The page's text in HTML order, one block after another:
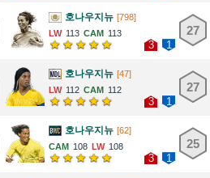
호나우지뉴 [798]
113
113
3 1
27
호나우지뉴 [47]
112
112
3 1
27
호나우지뉴 [62]
108
108
3 1
25